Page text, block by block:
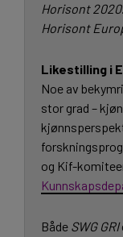
Horisont 2020
Horisont
Likestilling i
Noe av
stor grad –
og Kif-
Både SWG GRI